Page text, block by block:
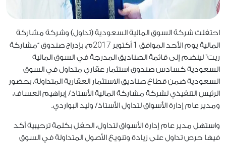
احتفلت شركة السوق المالية السعودية (تداول) وشركة مشاركة
المالية يوم الأحد الموافق 1 أكتوبر 2017م، بإدراج صندوق “مشاركة
ريت” لينضم إلى قائمة الصناديق المدرجة في السوق المالية
السعودية كسادس صندوق استثمار عقاري متداول في السوق
السعودية ضمن قطاع صناديق الاستثمار العقارية المتداولة، بحضور
الرئيس التنفيذي لشركة مشاركة المالية الأستاذ/ إبراهيم العساف،
ومدير عام إدارة الأسواق لتداول الأستاذ/ وليد البواردي.
واستهل مدير عام إدارة الأسواق لتداول، الحفل بكلمة ترحيبية أكد
فيها حرص تداول على زيادة وتنويع الأصول المتداولة في السوق